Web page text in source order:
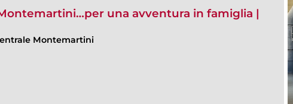
una avventura in famiglia |
Montemartini